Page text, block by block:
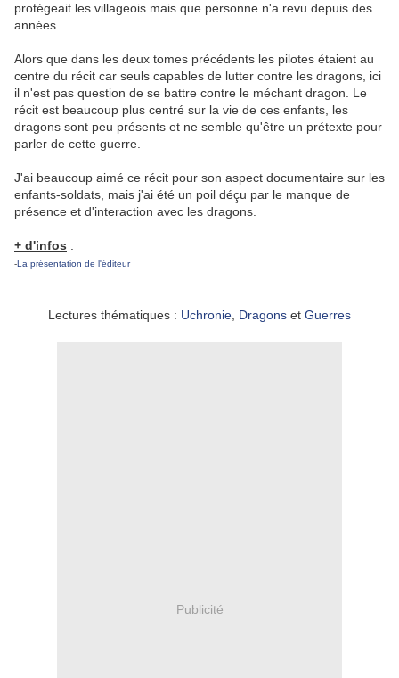
protégeait les villageois mais que personne n'a revu depuis des
années.
Alors que dans les deux tomes précédents les pilotes étaient au
centre du récit car seuls capables de lutter contre les dragons, ici
il n'est pas question de se battre contre le méchant dragon. Le
récit est beaucoup plus centré sur la vie de ces enfants, les
dragons sont peu présents et ne semble qu'être un prétexte pour
parler de cette guerre.
J'ai beaucoup aimé ce récit pour son aspect documentaire sur les
enfants-soldats, mais j'ai été un poil déçu par le manque de
présence et d'interaction avec les dragons.
+ d'infos :
-La présentation de l'éditeur
Lectures thématiques : Uchronie Dragons et Guerres
Publicité